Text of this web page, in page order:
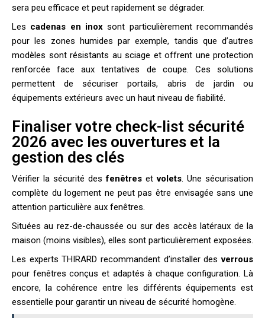
sera peu efficace et peut rapidement se dégrader.
Les cadenas en inoxsont particulièrement recommandés
pour les zones humides par exemple, tandis que d’autres
modèles sont résistants au sciage et offrent une protection
renforcée face aux tentatives de coupe. Ces solutions
permettent de sécuriser portails, abris de jardin ou
équipements extérieurs avec un haut niveau de fiabilité.
Finaliser votre check-list sécurité
2026 avec les ouvertures et la
gestion des clés
Vérifier la sécurité desfenêtres etvolets. Une sécurisation
complète du logement ne peut pas être envisagée sans une
attention particulière aux fenêtres.
Situées au rez-de-chaussée ou sur des accès latéraux de la
maison (moins visibles), elles sont particulièrement exposées.
Les experts THIRARD recommandent d’installer desverrous
pour fenêtres conçus et adaptés à chaque configuration. Là
encore, la cohérence entre les différents équipements est
essentielle pour garantir un niveau de sécurité homogène.